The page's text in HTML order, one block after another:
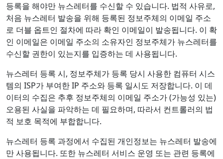
등록을 해야만 뉴스레터를 수신할 수 있습니다. 법적 사유로,
처음 뉴스레터 발송을 위해 등록된 정보주체의 이메일 주소
로 더블 옵트인 절차에 따라 확인 이메일이 발송됩니다. 이 확
인 이메일은 이메일 주소의 소유자인 정보주체가 뉴스레터를
수신할 권한이 있는지를 입증하는 데 사용됩니다.
뉴스레터 등록 시, 정보주체가 등록 당시 사용한 컴퓨터 시스
템의 ISP가 부여한 IP 주소와 등록 일시도 저장합니다. 이 데
이터의 수집은 추후 정보주체의 이메일 주소가 (가능성 있는)
오용된 사실을 파악하는 데 필요하며, 따라서 컨트롤러의 법
적 보호 목적에 부합합니다.
뉴스레터 등록 과정에서 수집된 개인정보는 뉴스레터 발송에
만 사용됩니다. 또한 뉴스레터 서비스 운영 또는 관련 등록에